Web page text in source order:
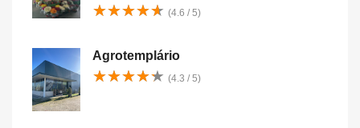
★★★★★
★★★★★ (4.6 / 5)
Agrotemplário
★★★★★
★★★★★ (4.3 / 5)